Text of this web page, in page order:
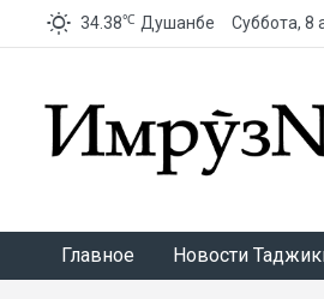
34.38℃ Душанбе Суббота, 8
Главное Новости